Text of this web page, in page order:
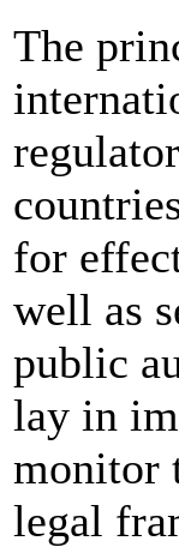
The
for
well as
public
lay in
monitor
legal